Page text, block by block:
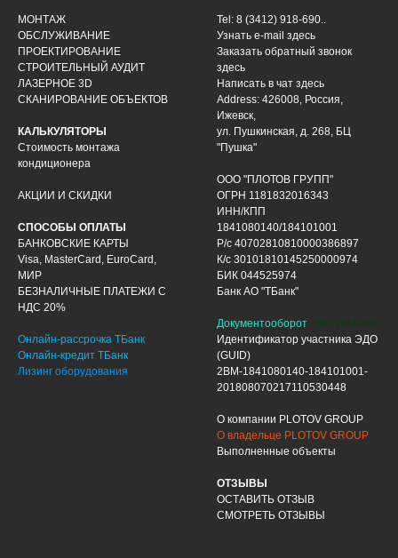
МОНТАЖ
ОБСЛУЖИВАНИЕ
ПРОЕКТИРОВАНИЕ
СТРОИТЕЛЬНЫЙ АУДИТ
ЛАЗЕРНОЕ 3D
СКАНИРОВАНИЕ ОБЪЕКТОВ
КАЛЬКУЛЯТОРЫ
Стоимость монтажа
кондиционера
АКЦИИ И СКИДКИ
СПОСОБЫ ОПЛАТЫ
БАНКОВСКИЕ КАРТЫ
Visa, MasterCard, EuroCard,
МИР
БЕЗНАЛИЧНЫЕ ПЛАТЕЖИ С
НДС 20%
Онлайн-рассрочка ТБанк
Онлайн-кредит ТБанк
Лизинг оборудования
Tel: 8 (3412) 918-690..
Узнать e-mail здесь
Заказать обратный звонок
здесь
Написать в чат здесь
Address: 426008, Россия,
Ижевск,
ул. Пушкинская, д. 268, БЦ
"Пушка"
ООО "ПЛОТОВ ГРУПП"
ОГРН 1181832016343
ИНН/КПП
1841080140/184101001
Р/с 40702810810000386897
К/с 30101810145250000974
БИК 044525974
Банк АО "ТБанк"
Документооборот ЭДО ДИАДОК
Идентификатор участника ЭДО
(GUID)
2BM-1841080140-184101001-
201808070217110530448
О компании PLOTOV GROUP
О владельце PLOTOV GROUP
Выполненные объекты
ОТЗЫВЫ
ОСТАВИТЬ ОТЗЫВ
СМОТРЕТЬ ОТЗЫВЫ